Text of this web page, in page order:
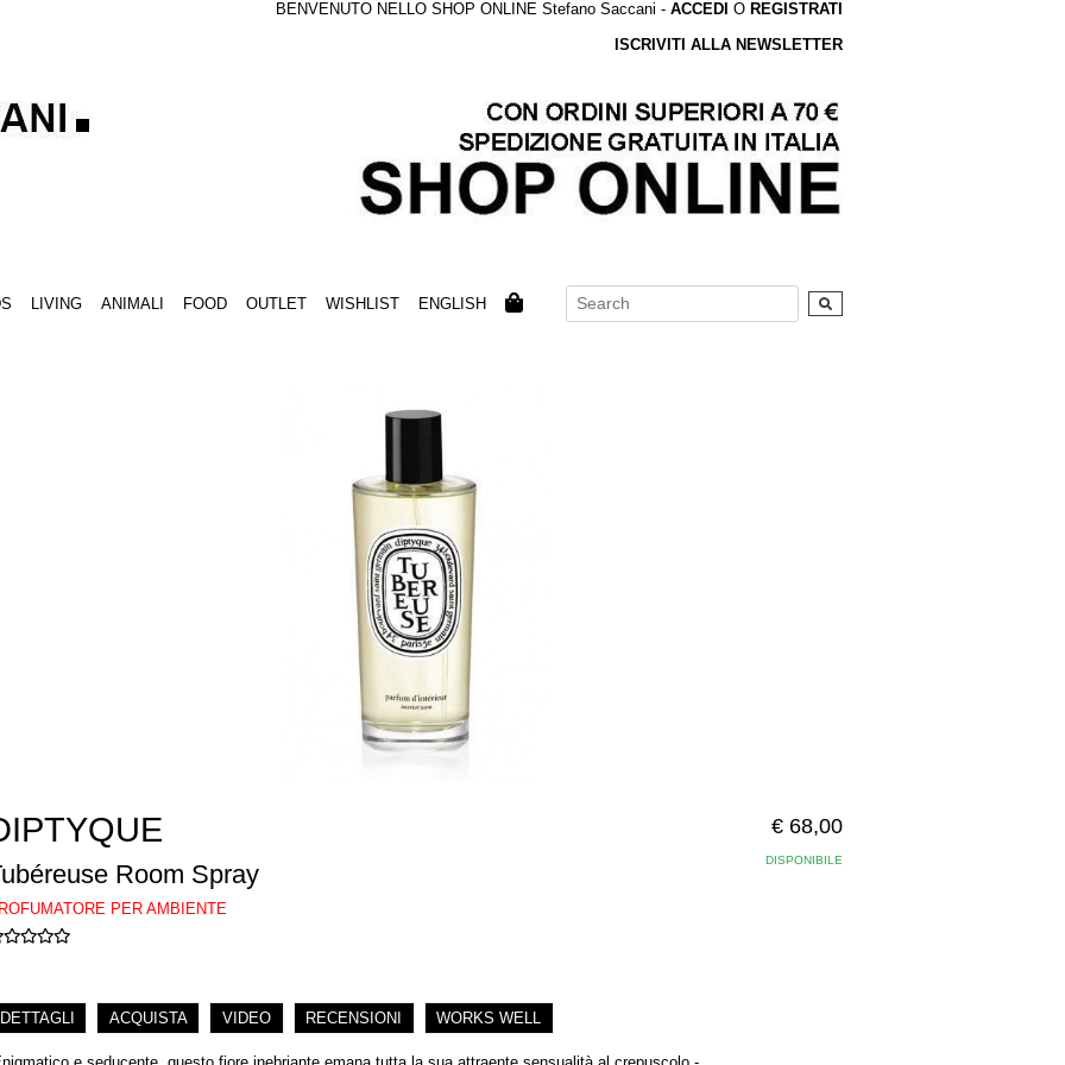
BENVENUTO NELLO SHOP ONLINE Stefano Saccani - ACCEDI O REGISTRATI
ISCRIVITI ALLA NEWSLETTER
LIVING ANIMALI FOOD OUTLET WISHLIST ENGLISH
Room Spray
PER AMBIENTE
€ 68,00
DISPONIBILE
DETTAGLI ACQUISTA VIDEO RECENSIONI WORKS WELL